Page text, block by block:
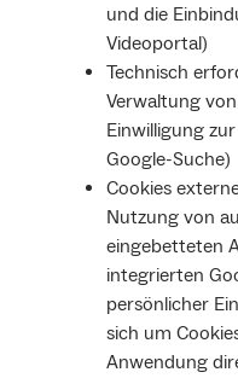
und die
Videoportal)
Technisch
Verwaltung
Einwilligung
Google-Suche)
Cookies
Nutzung von
eingebetteten
integrierten
persönlicher
sich um
Anwendung